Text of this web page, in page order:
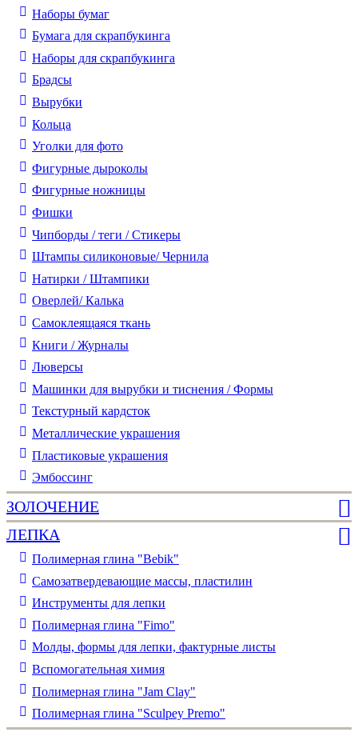
Наборы бумаг
Бумага для скрапбукинга
Наборы для скрапбукинга
Брадсы
Вырубки
Кольца
Уголки для фото
Фигурные дыроколы
Фигурные ножницы
Фишки
Чипборды / теги / Стикеры
Штампы силиконовые/ Чернила
Натирки / Штампики
Оверлей/ Калька
Самоклеящаяся ткань
Книги / Журналы
Люверсы
Машинки для вырубки и тиснения / Формы
Текстурный кардсток
Металлические украшения
Пластиковые украшения
Эмбоссинг
ЗОЛОЧЕНИЕ
ЛЕПКА
Полимерная глина "Bebik"
Самозатвердевающие массы, пластилин
Инструменты для лепки
Полимерная глина "Fimo"
Молды, формы для лепки, фактурные листы
Вспомогательная химия
Полимерная глина "Jam Clay"
Полимерная глина "Sculpey Premo"